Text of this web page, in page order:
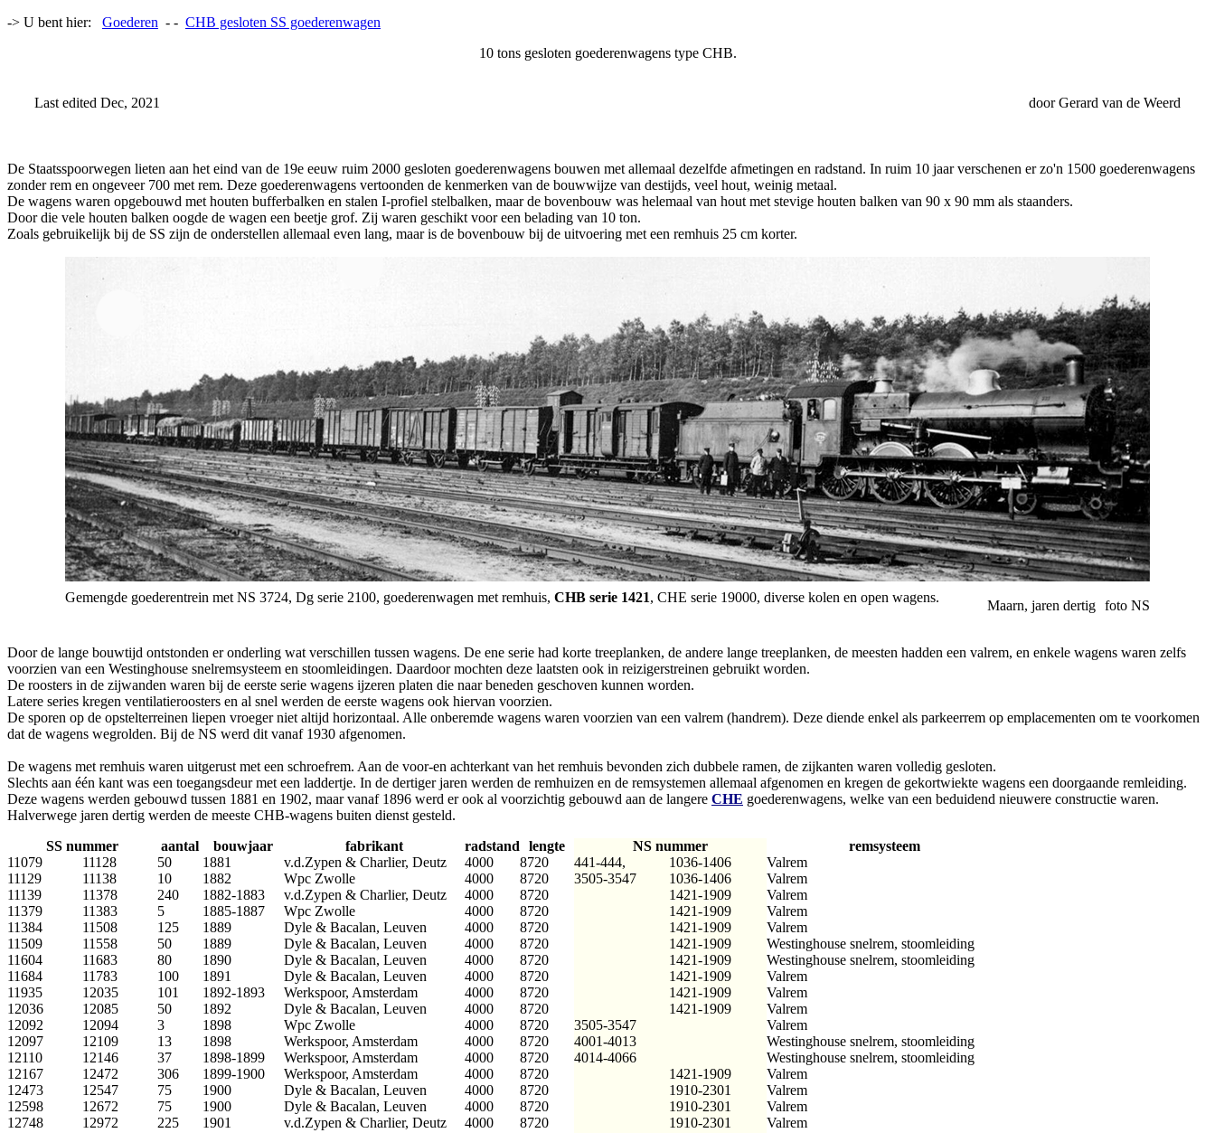
-> U bent hier: Goederen - - CHB gesloten SS goederenwagen
10 tons gesloten goederenwagens type CHB.
Last edited Dec, 2021 door Gerard van de Weerd
De Staatsspoorwegen lieten aan het eind van de 19e eeuw ruim 2000 gesloten goederenwagens bouwen met allemaal dezelfde afmetingen en radstand. In ruim 10 jaar verschenen er zo'n 1500 goederenwagens
zonder rem en ongeveer 700 met rem. Deze goederenwagens vertoonden de kenmerken van de bouwwijze van destijds, veel hout, weinig metaal.
De wagens waren opgebouwd met houten bufferbalken en stalen I-profiel stelbalken, maar de bovenbouw was helemaal van hout met stevige houten balken van 90 x 90 mm als staanders.
Door die vele houten balken oogde de wagen een beetje grof. Zij waren geschikt voor een belading van 10 ton.
Zoals gebruikelijk bij de SS zijn de onderstellen allemaal even lang, maar is de bovenbouw bij de uitvoering met een remhuis 25 cm korter.
Gemengde goederentrein met NS 3724, Dg serie 2100, goederenwagen met remhuis, CHB serie 1421, CHE serie 19000, diverse kolen en open wagens.
Maarn, jaren dertig foto NS
Door de lange bouwtijd ontstonden er onderling wat verschillen tussen wagens. De ene serie had korte treeplanken, de andere lange treeplanken, de meesten hadden een valrem, en enkele wagens waren zelfs
voorzien van een Westinghouse snelremsysteem en stoomleidingen. Daardoor mochten deze laatsten ook in reizigerstreinen gebruikt worden.
De roosters in de zijwanden waren bij de eerste serie wagens ijzeren platen die naar beneden geschoven kunnen worden.
Latere series kregen ventilatieroosters en al snel werden de eerste wagens ook hiervan voorzien.
De sporen op de opstelterreinen liepen vroeger niet altijd horizontaal. Alle onberemde wagens waren voorzien van een valrem (handrem). Deze diende enkel als parkeerrem op emplacementen om te voorkomen
dat de wagens wegrolden. Bij de NS werd dit vanaf 1930 afgenomen.
De wagens met remhuis waren uitgerust met een schroefrem. Aan de voor-en achterkant van het remhuis bevonden zich dubbele ramen, de zijkanten waren volledig gesloten.
Slechts aan één kant was een toegangsdeur met een laddertje. In de dertiger jaren werden de remhuizen en de remsystemen allemaal afgenomen en kregen de gekortwiekte wagens een doorgaande remleiding.
Deze wagens werden gebouwd tussen 1881 en 1902, maar vanaf 1896 werd er ook al voorzichtig gebouwd aan de langere CHE goederenwagens, welke van een beduidend nieuwere constructie waren.
Halverwege jaren dertig werden de meeste CHB-wagens buiten dienst gesteld.
SS nummer
aantal bouwjaar fabrikant radstand lengte NS nummer
remsysteem
11079
11128 50 1881 v.d.Zypen & Charlier, Deutz 4000 8720 441-444, 1036-1406
Valrem
11129
11138 10 1882 Wpc Zwolle 4000 8720 3505-3547 1036-1406
Valrem
11139
11378 240 1882-1883 v.d.Zypen & Charlier, Deutz 4000 8720 1421-1909
Valrem
11379
11383 5 1885-1887 Wpc Zwolle 4000 8720 1421-1909
Valrem
11384
11508 125 1889 Dyle & Bacalan, Leuven 4000 8720 1421-1909
Valrem
11509
11558 50 1889 Dyle & Bacalan, Leuven 4000 8720 1421-1909
Westinghouse snelrem, stoomleiding
11604
11683 80 1890 Dyle & Bacalan, Leuven 4000 8720 1421-1909
Westinghouse snelrem, stoomleiding
11684
11783 100 1891 Dyle & Bacalan, Leuven 4000 8720 1421-1909
Valrem
11935
12035 101 1892-1893 Werkspoor, Amsterdam 4000 8720 1421-1909
Valrem
12036
12085 50 1892 Dyle & Bacalan, Leuven 4000 8720 1421-1909
Valrem
12092
12094 3 1898 Wpc Zwolle 4000 8720 3505-3547
Valrem
12097
12109 13 1898 Werkspoor, Amsterdam 4000 8720 4001-4013
Westinghouse snelrem, stoomleiding
12110
12146 37 1898-1899 Werkspoor, Amsterdam 4000 8720 4014-4066
Westinghouse snelrem, stoomleiding
12167
12472 306 1899-1900 Werkspoor, Amsterdam 4000 8720 1421-1909
Valrem
12473
12547 75 1900 Dyle & Bacalan, Leuven 4000 8720 1910-2301
Valrem
12598
12672 75 1900 Dyle & Bacalan, Leuven 4000 8720 1910-2301
Valrem
12748
12972 225 1901 v.d.Zypen & Charlier, Deutz 4000 8720 1910-2301
Valrem